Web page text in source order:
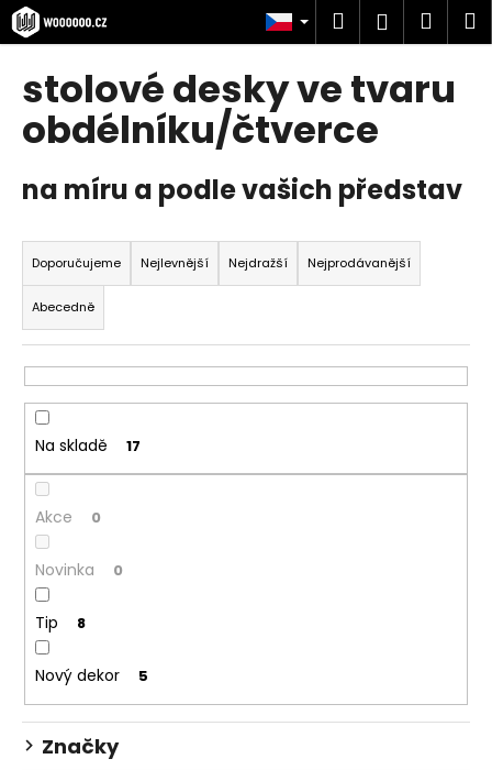
Přejít
na
obsah
Hledat
stolové desky ve tvaru
obdélníku/čtverce
na míru a podle vašich představ
Ř
a
z
e
n
í
p
o
d
u
k
ů
Doporučujeme Nejlevnější Nejdražší Nejprodávanější
Abecedně
Na skladě 17
Akce 0
Novinka 0
Tip 8
Nový dekor 5
Značky
K
o
C
o
p
o
t
ř
e
b
u
j
e
e
n
a
?